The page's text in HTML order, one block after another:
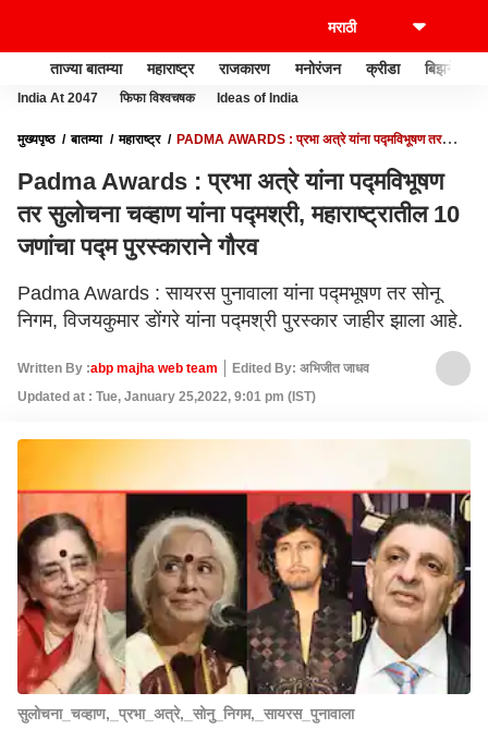
ताज्या बातम्या महाराष्ट्र राजकारण मनोरंजन क्रीडा बिझनेस
India At 2047 फिफा विश्वचषक Ideas of India
मुख्यपृष्ठ बातम्या महाराष्ट्र
PADMA AWARDS : प्रभा अत्रे यांना पद्मविभूषण तर
Padma Awards : प्रभा अत्रे यांना पद्मविभूषण
तर सुलोचना चव्हाण यांना पद्मश्री, महाराष्ट्रातील 10
जणांचा पद्म पुरस्काराने गौरव
Padma Awards : सायरस पुनावाला यांना पद्मभूषण तर सोनू
निगम, विजयकुमार डोंगरे यांना पद्मश्री पुरस्कार जाहीर झाला आहे.
Written By :abp majha web team
Edited By: अभिजीत जाधव
Updated at : Tue, January 25,2022, 9:01 pm (IST)
सुलोचना_चव्हाण,_प्रभा_अत्रे,_सोनु_निगम,_सायरस_पुनावाला